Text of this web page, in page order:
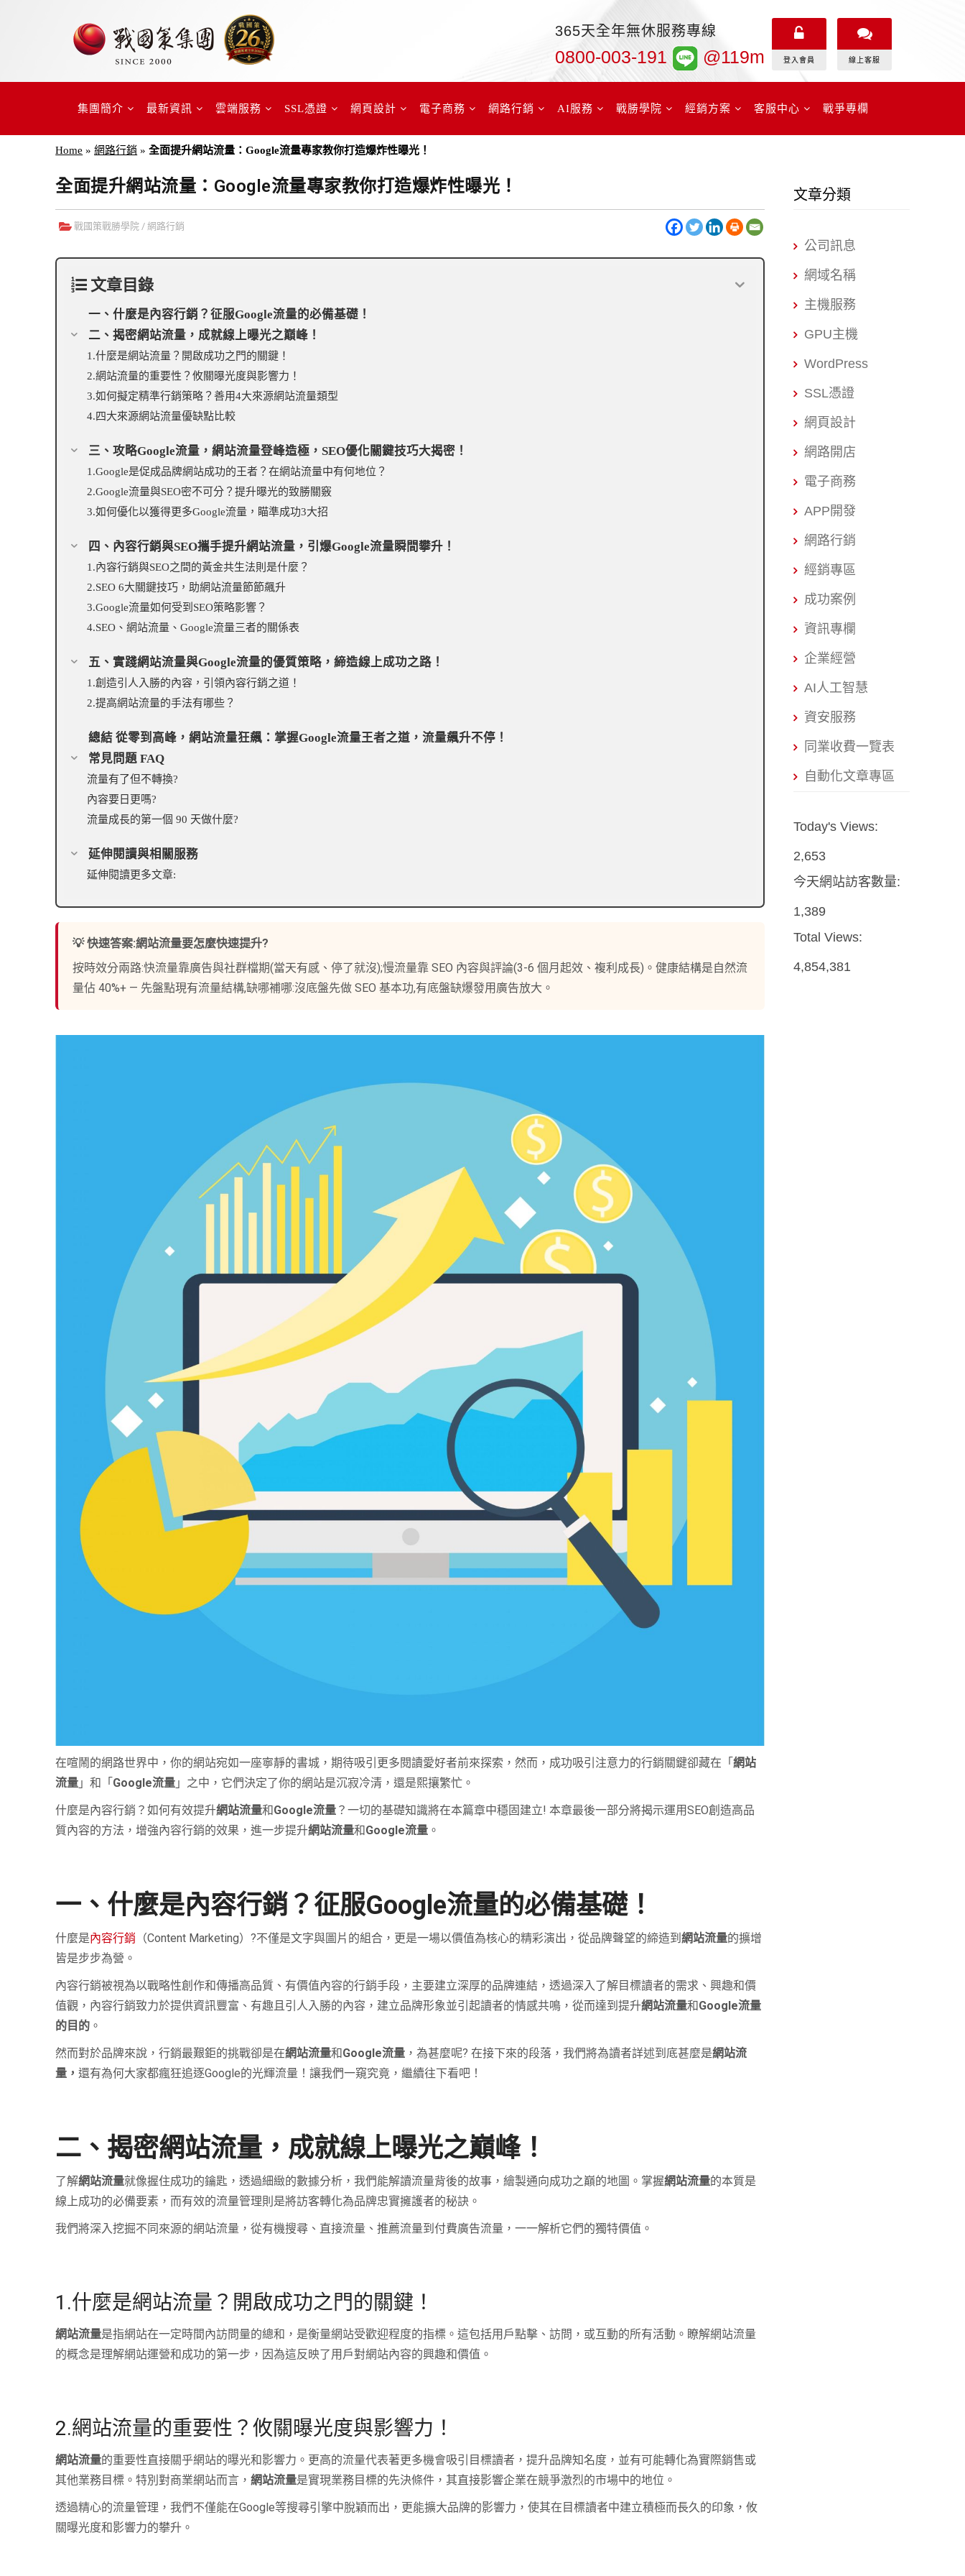
365天全年無休服務專線
0800-003-191 @119m 登入會員 線上客服
集團簡介 最新資訊 雲端服務 SSL憑證 網頁設計 電子商務 網路行銷 AI服務 戰勝學院 經銷方案 客服中心 戰爭專欄
Home »網路行銷 »全面提升網站流量：Google流量專家教你打造爆炸性曝光！
全面提升網站流量：Google流量專家教你打造爆炸性曝光！
戰國策戰勝學院 /網路行銷
文章目錄
一、什麼是內容行銷？征服Google流量的必備基礎！
二、揭密網站流量，成就線上曝光之巔峰！
1.什麼是網站流量？開啟成功之門的關鍵！
2.網站流量的重要性？攸關曝光度與影響力！
3.如何擬定精準行銷策略？善用4大來源網站流量類型
4.四大來源網站流量優缺點比較
三、攻略Google流量，網站流量登峰造極，SEO優化關鍵技巧大揭密！
1.Google是促成品牌網站成功的王者？在網站流量中有何地位？
2.Google流量與SEO密不可分？提升曝光的致勝關竅
3.如何優化以獲得更多Google流量，瞄準成功3大招
四、內容行銷與SEO攜手提升網站流量，引爆Google流量瞬間攀升！
1.內容行銷與SEO之間的黃金共生法則是什麼？
2.SEO 6大關鍵技巧，助網站流量節節飆升
3.Google流量如何受到SEO策略影響？
4.SEO、網站流量、Google流量三者的關係表
五、實踐網站流量與Google流量的優質策略，締造線上成功之路！
1.創造引人入勝的內容，引領內容行銷之道！
2.提高網站流量的手法有哪些？
總結 從零到高峰，網站流量狂飆：掌握Google流量王者之道，流量飆升不停！
常見問題 FAQ
流量有了但不轉換?
內容要日更嗎?
流量成長的第一個 90 天做什麼?
延伸閱讀與相關服務
延伸閱讀更多文章:
💡 快速答案:網站流量要怎麼快速提升?
按時效分兩路:快流量靠廣告與社群檔期(當天有感、停了就沒);慢流量靠 SEO 內容與評論(3-6 個月起效、複利成長)。健康結構是自然流
量佔 40%+ — 先盤點現有流量結構,缺哪補哪:沒底盤先做 SEO 基本功,有底盤缺爆發用廣告放大。
在喧鬧的網路世界中，你的網站宛如一座寧靜的書城，期待吸引更多閱讀愛好者前來探索，然而，成功吸引注意力的行銷關鍵卻藏在「網站
流量 」和「 Google流量 」之中，它們決定了你的網站是沉寂冷清，還是熙攘繁忙。
什麼是內容行銷？如何有效提升網站流量和Google流量 ？一切的基礎知識將在本篇章中穩固建立! 本章最後一部分將揭示運用SEO創造高品
質內容的方法，增強內容行銷的效果，進一步提升網站流量和Google流量 。
一、什麼是內容行銷？征服Google流量的必備基礎！
什麼是內容行銷 （Content Marketing）?不僅是文字與圖片的組合，更是一場以價值為核心的精彩演出，從品牌聲望的締造到網站流量的擴增
皆是步步為營。
內容行銷被視為以戰略性創作和傳播高品質、有價值內容的行銷手段，主要建立深厚的品牌連結，透過深入了解目標讀者的需求、興趣和價
值觀，內容行銷致力於提供資訊豐富、有趣且引人入勝的內容，建立品牌形象並引起讀者的情感共鳴，從而達到提升網站流量和Google流量
的目的 。
然而對於品牌來說，行銷最艱鉅的挑戰卻是在網站流量和Google流量 ，為甚麼呢? 在接下來的段落，我們將為讀者詳述到底甚麼是網站流
量，還有為何大家都瘋狂追逐Google的光輝流量！讓我們一窺究竟，繼續往下看吧！
二、揭密網站流量，成就線上曝光之巔峰！
了解網站流量就像握住成功的鑰匙，透過細緻的數據分析，我們能解讀流量背後的故事，繪製通向成功之巔的地圖。掌握網站流量的本質是
線上成功的必備要素，而有效的流量管理則是將訪客轉化為品牌忠實擁護者的秘訣。
我們將深入挖掘不同來源的網站流量，從有機搜尋、直接流量、推薦流量到付費廣告流量，一一解析它們的獨特價值。
1.什麼是網站流量？開啟成功之門的關鍵！
網站流量是指網站在一定時間內訪問量的總和，是衡量網站受歡迎程度的指標。這包括用戶點擊、訪問，或互動的所有活動。瞭解網站流量
的概念是理解網站運營和成功的第一步，因為這反映了用戶對網站內容的興趣和價值。
2.網站流量的重要性？攸關曝光度與影響力！
網站流量的重要性直接關乎網站的曝光和影響力。更高的流量代表著更多機會吸引目標讀者，提升品牌知名度，並有可能轉化為實際銷售或
其他業務目標。特別對商業網站而言，網站流量是實現業務目標的先決條件，其直接影響企業在競爭激烈的市場中的地位。
透過精心的流量管理，我們不僅能在Google等搜尋引擎中脫穎而出，更能擴大品牌的影響力，使其在目標讀者中建立積極而長久的印象，攸
關曝光度和影響力的攀升。
文章分類
公司訊息
網域名稱
主機服務
GPU主機
WordPress
SSL憑證
網頁設計
網路開店
電子商務
APP開發
網路行銷
經銷專區
成功案例
資訊專欄
企業經營
AI人工智慧
資安服務
同業收費一覽表
自動化文章專區
Today's Views:
2,653
今天網站訪客數量:
1,389
Total Views:
4,854,381